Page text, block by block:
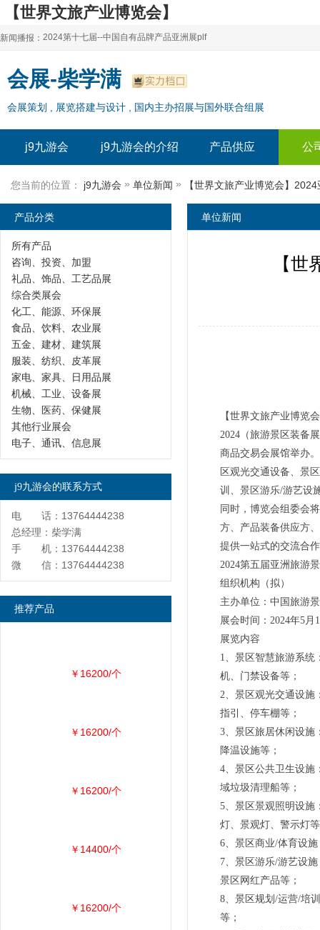
【世界文旅产业博览会】
2024亚洲智能设施展|中国体育设备展-j9九游会
新闻播报：
2024上海自有品牌展--百货展|食品展 零售展|oem展
2024全球自有--品牌产品亚洲展（plf）
2024上海自有品牌展--2024上海oem 贴牌代加工展
2024第十七届--中国自有品牌产品亚洲展plf
2024全球自有--品牌产品亚洲展（plf）
2024年上海--第17届自有品牌展
会展-柴学满
会展策划 , 展览搭建与设计 , 国内主办招展与国外联合组展
j9九游会 j9九游会的介绍 产品供应 公
您当前的位置： j9九游会 » 单位新闻 » 【世界文旅产业博览会】
单位新闻
【
【世界文旅产业博览
2024（旅游景区装备
商品交易会展馆举办
区观光交通设备、景
训、景区游乐/游艺设
同时，博览会组委会
方、产品装备供应方
提供一站式的交流合
2024第五届亚洲旅游
组织机构（拟）
主办单位：中国旅
展会时间：2024年5
展览内容
1、景区智慧旅游系统
机、门禁设备等；
2、景区观光交通设施
指引、停车棚等；
3、景区旅居休闲设施
降温设施等；
4、景区公共卫生设施
域垃圾清理船等；
5、景区景观照明设施
灯、景观灯、警示灯
6、景区商业/体育设
7、景区游乐/游艺设
景区网红产品等；
8、景区规划/运营/培
等；
产品分类
所有产品
咨询、投资、加盟
礼品、饰品、工艺品展
综合类展会
化工、能源、环保展
食品、饮料、农业展
五金、建材、建筑展
服装、纺织、皮革展
家电、家具、日用品展
机械、工业、设备展
生物、医药、保健展
其他行业展会
电子、通讯、信息展
j9九游会的联系方式
电 话：13764444238
总经理：柴学满
手 机：13764444238
微 信：13764444238
推荐产品
￥16200/个
￥16200/个
￥16200/个
￥14400/个
￥16200/个